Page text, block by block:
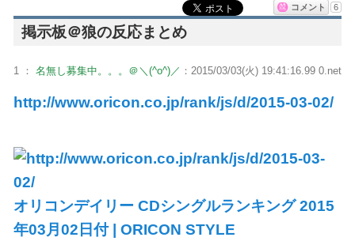
コメント 6
掲示板＠狼の反応まとめ
1 ： 名無し募集中。。。＠＼(^o^)／ ：2015/03/03(火) 19:41:16.99 0.net
http://www.oricon.co.jp/rank/js/d/2015-03-02/
オリコンデイリー CDシングルランキング 2015
年03月02日付 | ORICON STYLE